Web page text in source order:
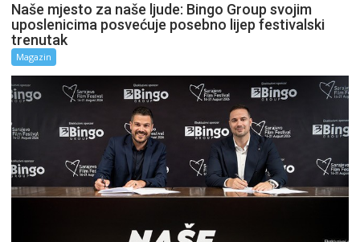
Naše mjesto za naše ljude: Bingo Group svojim
uposlenicima posvećuje posebno lijep festivalski
trenutak
Magazin